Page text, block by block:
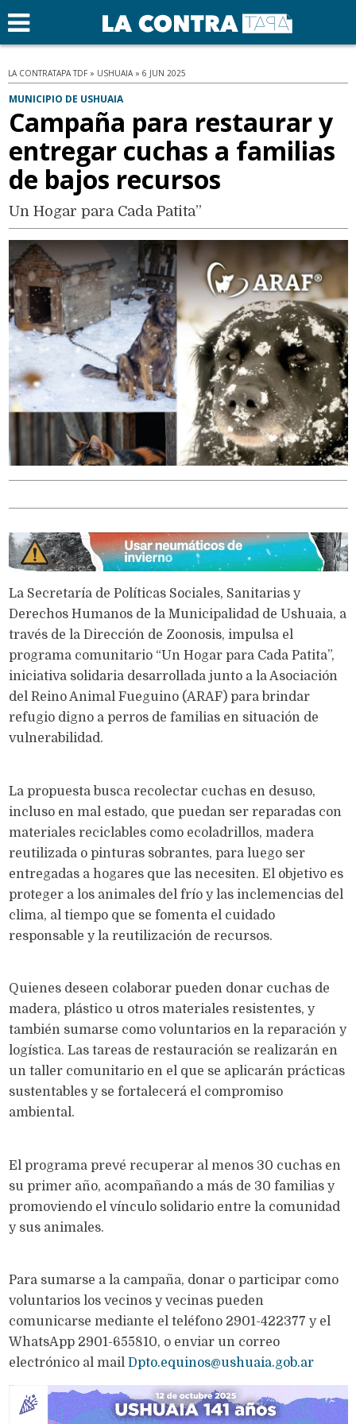
LA CONTRATAPA TDF » USHUAIA » 6 JUN 2025
MUNICIPIO DE USHUAIA
Campaña para restaurar y
entregar cuchas a familias
de bajos recursos
Un Hogar para Cada Patita”
La Secretaría de Políticas Sociales, Sanitarias y
Derechos Humanos de la Municipalidad de Ushuaia, a
través de la Dirección de Zoonosis, impulsa el
programa comunitario “Un Hogar para Cada Patita”,
iniciativa solidaria desarrollada junto a la Asociación
del Reino Animal Fueguino (ARAF) para brindar
refugio digno a perros de familias en situación de
vulnerabilidad.
La propuesta busca recolectar cuchas en desuso,
incluso en mal estado, que puedan ser reparadas con
materiales reciclables como ecoladrillos, madera
reutilizada o pinturas sobrantes, para luego ser
entregadas a hogares que las necesiten. El objetivo es
proteger a los animales del frío y las inclemencias del
clima, al tiempo que se fomenta el cuidado
responsable y la reutilización de recursos.
Quienes deseen colaborar pueden donar cuchas de
madera, plástico u otros materiales resistentes, y
también sumarse como voluntarios en la reparación y
logística. Las tareas de restauración se realizarán en
un taller comunitario en el que se aplicarán prácticas
sustentables y se fortalecerá el compromiso
ambiental.
El programa prevé recuperar al menos 30 cuchas en
su primer año, acompañando a más de 30 familias y
promoviendo el vínculo solidario entre la comunidad
y sus animales.
Para sumarse a la campaña, donar o participar como
voluntarios los vecinos y vecinas pueden
comunicarse mediante el teléfono 2901-422377 y el
WhatsApp 2901-655810, o enviar un correo
electrónico al mail Dpto.equinos@ushuaia.gob.ar